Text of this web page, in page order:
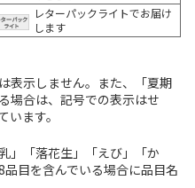
レターパックライトでお届け
します
表示しません。また、「夏期
場合は、記号での表示はせ
ます。
」「落花生」「えび」「か
目を含んでいる場合に品目名